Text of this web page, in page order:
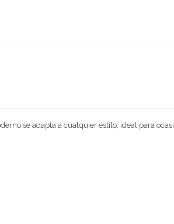
se adapta a cualquier estilo, ideal para